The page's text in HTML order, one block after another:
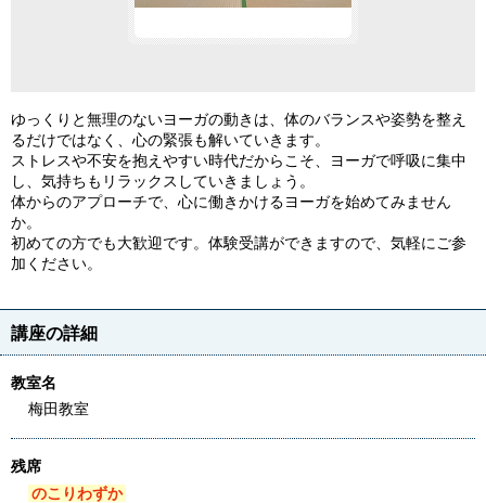
ゆっくりと無理のないヨーガの動きは、体のバランスや姿勢を整え
るだけではなく、心の緊張も解いていきます。
ストレスや不安を抱えやすい時代だからこそ、ヨーガで呼吸に集中
し、気持ちもリラックスしていきましょう。
体からのアプローチで、心に働きかけるヨーガを始めてみません
か。
初めての方でも大歓迎です。体験受講ができますので、気軽にご参
加ください。
講座の詳細
教室名
梅田教室
残席
のこりわずか